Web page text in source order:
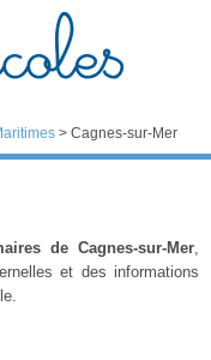
> Cagnes-sur-Mer
de Cagnes-sur-Mer,
et des informations